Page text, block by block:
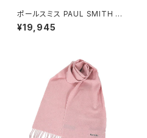
ポールスミス PAUL SMITH ベ
ルト M1A-4437-CCUT-78 メ
ンズ ブラック ブラウン シルバー
¥19,945